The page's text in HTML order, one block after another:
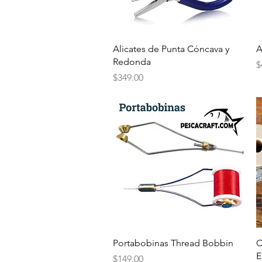
Vista rápida
Alicates de Punta Cóncava y
Redonda
Precio
$349.00
Vista rápida
Portabobinas Thread Bobbin
Precio
$149.00